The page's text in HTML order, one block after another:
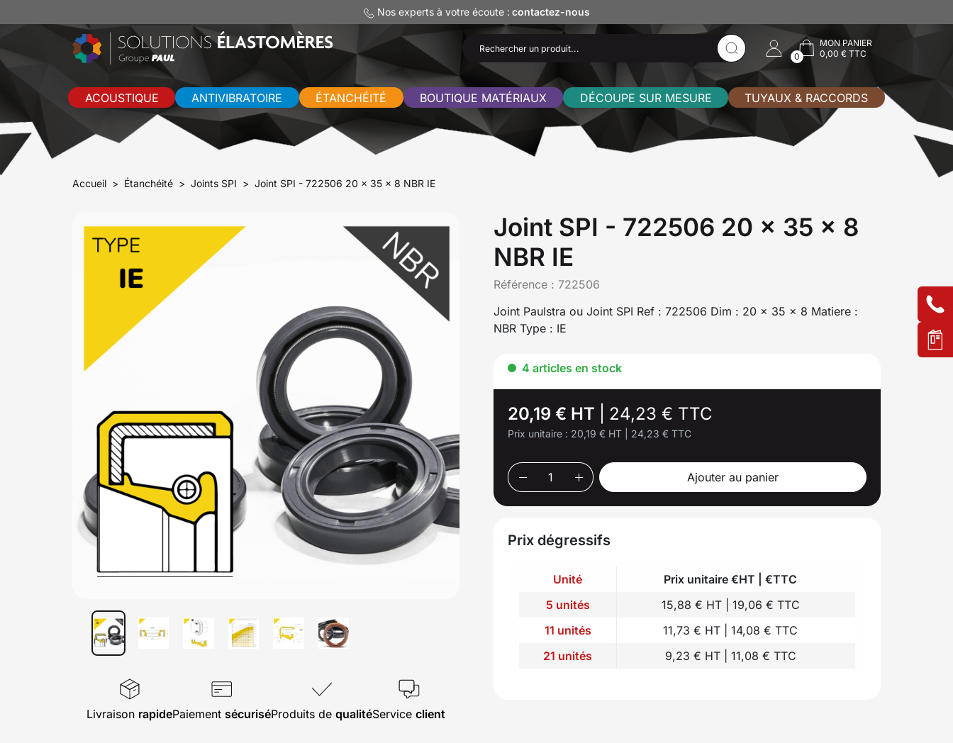
Nos experts à votre écoute : contactez-nous
0
MON PANIER
0,00 € TTC
ACOUSTIQUE ANTIVIBRATOIRE ÉTANCHÉITÉ BOUTIQUE MATÉRIAUX DÉCOUPE SUR MESURE TUYAUX & RACCORDS
Accueil Étanchéité Joints SPI Joint SPI - 722506 20 x 35 x 8 NBR IE
Livraison rapidePaiement sécuriséProduits de qualitéService client
Joint SPI - 722506 20 x 35 x 8
NBR IE
Référence : 722506
Joint Paulstra ou Joint SPI Ref : 722506 Dim : 20 x 35 x 8 Matiere :
NBR Type : IE
4 articles en stock
20,19 € HT 24,23 € TTC
Prix unitaire : 20,19 € HT 24,23 € TTC
Ajouter au panier
Prix dégressifs
Unité
Prix unitaire €HT | €TTC
5 unités
15,88 € HT | 19,06 € TTC
11 unités
11,73 € HT | 14,08 € TTC
21 unités
9,23 € HT | 11,08 € TTC